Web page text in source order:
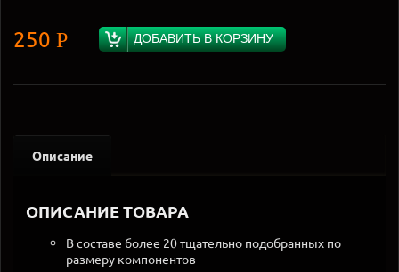
250 Р ДОБАВИТЬ В КОРЗИНУ
Описание
ОПИСАНИЕ ТОВАРА
В составе более 20 тщательно подобранных по
размеру компонентов